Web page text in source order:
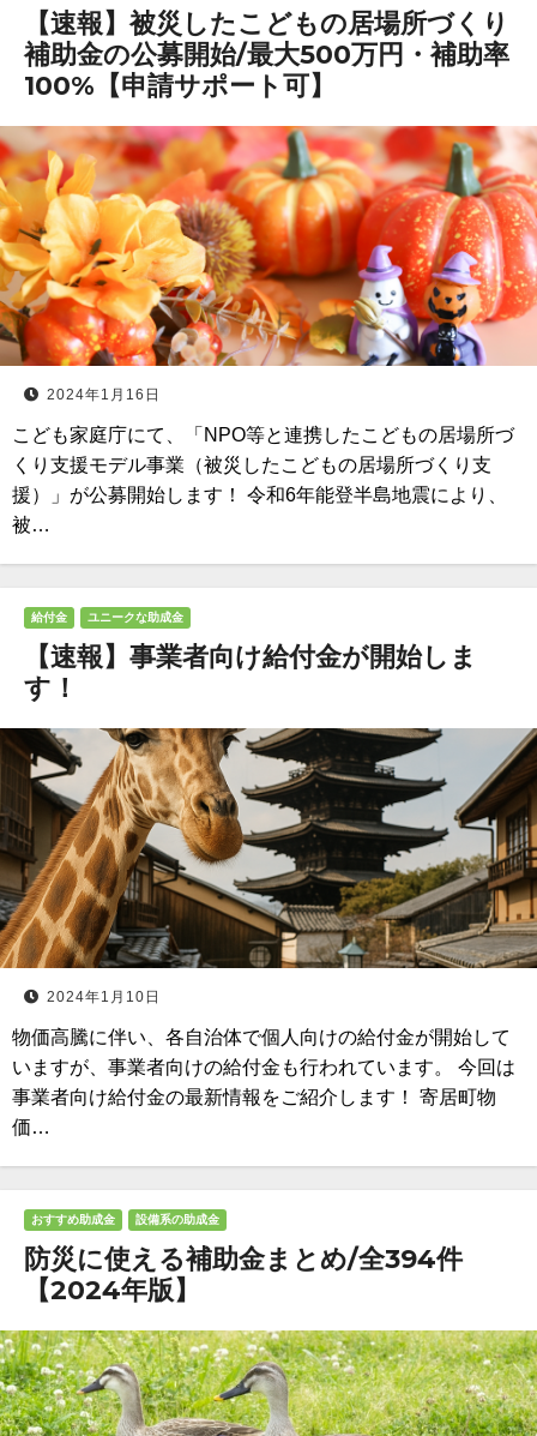
【速報】被災したこどもの居場所づくり
補助金の公募開始/最大500万円・補助率
100%【申請サポート可】
2024年1月16日
こども家庭庁にて、「NPO等と連携したこどもの居場所づ
くり支援モデル事業（被災したこどもの居場所づくり支
援）」が公募開始します！ 令和6年能登半島地震により、
被…
給付金 ユニークな助成金
【速報】事業者向け給付金が開始しま
す！
2024年1月10日
物価高騰に伴い、各自治体で個人向けの給付金が開始して
いますが、事業者向けの給付金も行われています。 今回は
事業者向け給付金の最新情報をご紹介します！ 寄居町物
価…
おすすめ助成金 設備系の助成金
防災に使える補助金まとめ/全394件
【2024年版】